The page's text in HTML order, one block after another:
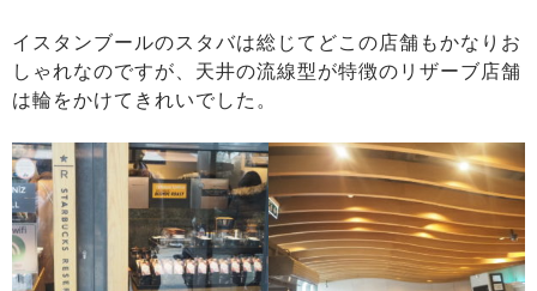
イスタンブールのスタバは総じてどこの店舗もかなりお
しゃれなのですが、天井の流線型が特徴のリザーブ店舗
は輪をかけてきれいでした。